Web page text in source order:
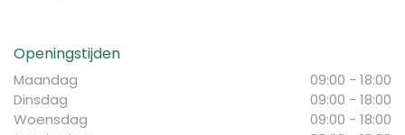
Openingstijden
Maandag
09:00 - 18:00
Dinsdag
09:00 - 18:00
Woensdag
09:00 - 18:00